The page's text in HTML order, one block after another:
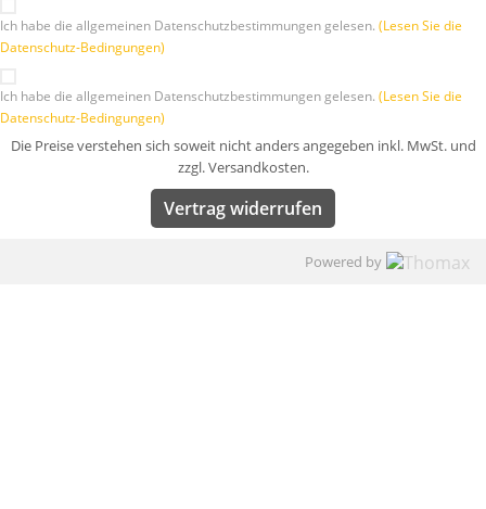
Ich habe die allgemeinen Datenschutzbestimmungen gelesen. (Lesen Sie die
Datenschutz-Bedingungen)
Ich habe die allgemeinen Datenschutzbestimmungen gelesen. (Lesen Sie die
Datenschutz-Bedingungen)
Die Preise verstehen sich soweit nicht anders angegeben inkl. MwSt. und
zzgl. Versandkosten.
Vertrag widerrufen
Powered by